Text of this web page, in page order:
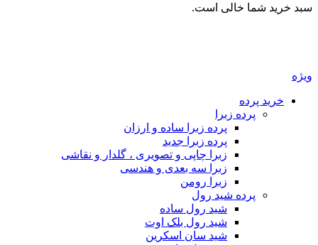
سبد خرید شما خالی است.
ویژه
خرید پرده
پرده زبرا
پرده زبرا ساده و ارزان
پرده زبرا جدید
زبرا چاپی و تصویری ، گلدار و نقاشی
زبرا سه بعدی و هندسی
زبرا رومن
پرده شید رول
شید رول ساده
شید رول بلک اوت
شید سان اسکرین